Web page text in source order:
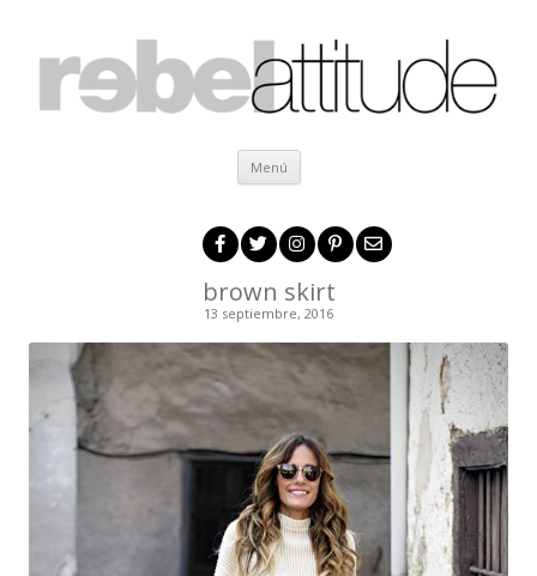
Menú Ir al contenido
brown skirt
13 septiembre, 2016